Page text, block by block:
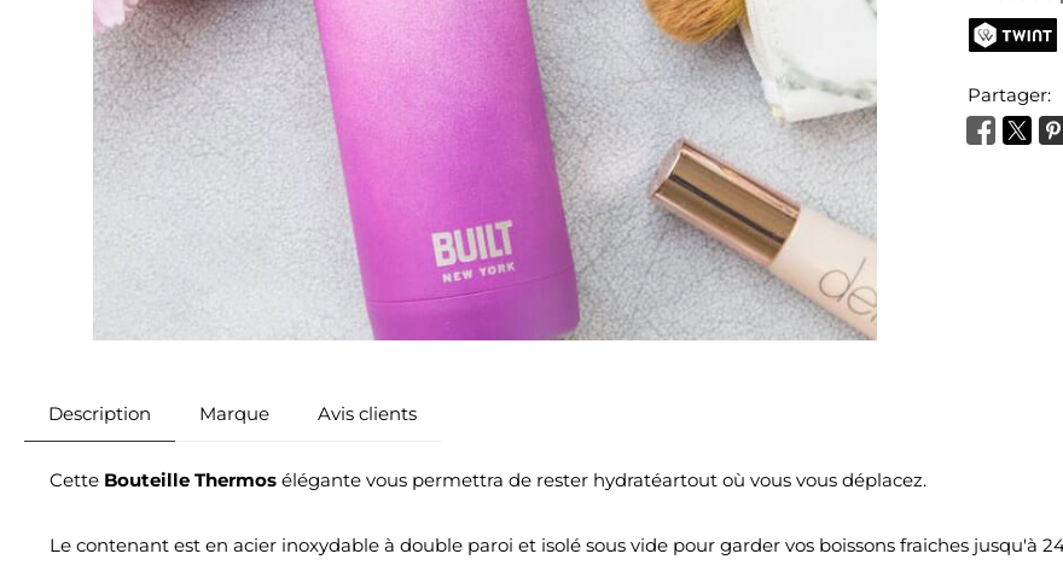
Partager:
Description Marque Avis clients
Cette Bouteille Thermos élégante vous permettra de rester hydratéartout où vous vous déplacez.
Le contenant est en acier inoxydable à double paroi et isolé sous vide pour garder vos boissons fraiches jusqu'à